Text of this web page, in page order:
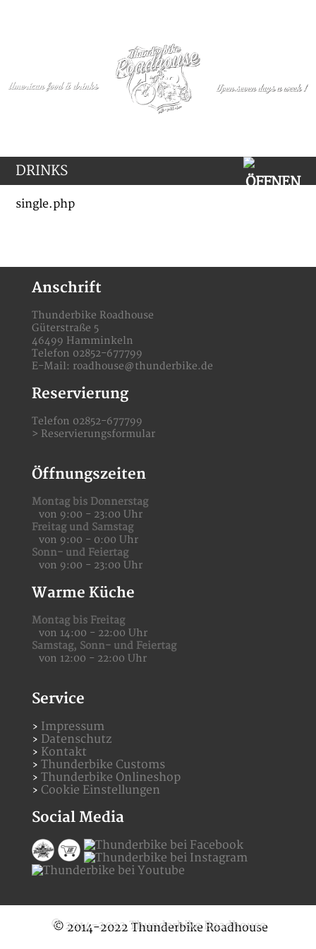
DRINKS
single.php
Anschrift
Thunderbike Roadhouse
Güterstraße 5
46499 Hamminkeln
Telefon 02852-677799
E-Mail: roadhouse@thunderbike.de
Reservierung
Telefon 02852-677799
> Reservierungsformular
Öffnungszeiten
Montag bis Donnerstag
von 9:00 - 23:00 Uhr
Freitag und Samstag
von 9:00 - 0:00 Uhr
Sonn- und Feiertag
von 9:00 - 23:00 Uhr
Warme Küche
Montag bis Freitag
von 14:00 - 22:00 Uhr
Samstag, Sonn- und Feiertag
von 12:00 - 22:00 Uhr
Service
Impressum
Datenschutz
Kontakt
Thunderbike Customs
Thunderbike Onlineshop
Cookie Einstellungen
Social Media
© 2014-2022 Thunderbike Roadhouse